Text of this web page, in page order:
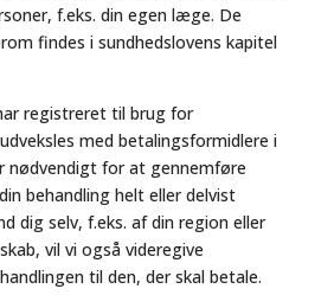
f.eks. din egen læge. De
findes i sundhedslovens kapitel
registreret til brug for
med betalingsformidlere i
nødvendigt for at gennemføre
behandling helt eller delvist
dig selv, f.eks. af din region eller
vil vi også videregive
til den, der skal betale.